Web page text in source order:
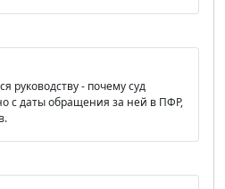
руководству - почему суд
с даты обращения за ней в ПФР,